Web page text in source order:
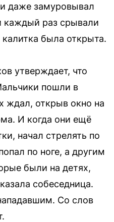
даже замуровывал
каждый раз срывали
была открыта.
утверждает, что
пошли в
ждал, открыв окно на
И когда они ещё
начал стрелять по
по ноге, а другим
были на детях,
собеседница.
Со слов